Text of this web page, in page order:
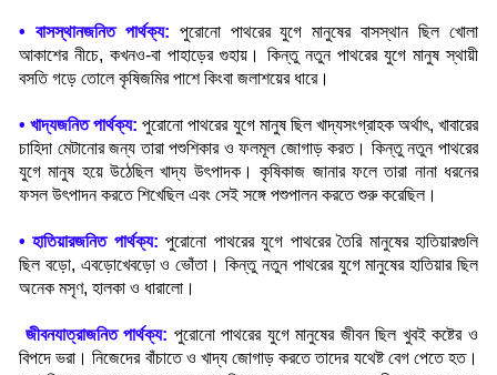
• বাসস্থানজনিত পার্থক্য: পুরোনো পাথরের যুগে মানুষের বাসস্থান ছিল খোলা
আকাশের নীচে,কখনও-বা পাহাড়ের গুহায়। কিন্তু নতুন পাথরের যুগে মানুষ স্থায়ী
বসতি গড়ে তোলে কৃষিজমির পাশে কিংবা জলাশয়ের ধারে।
•খাদ্যজনিত পার্থক্য:পুরোনো পাথরের যুগে মানুষ ছিল খাদ্যসংগ্রাহক অর্থাৎ,খাবারের
চাহিদা মেটানোর জন্য তারা পশুশিকার ও ফলমূল জোগাড় করত। কিন্তু নতুন পাথরের
যুগে মানুষ হয়ে উঠেছিল খাদ্য উৎপাদক। কৃষিকাজ জানার ফলে তারা নানা ধরনের
ফসল উৎপাদন করতে শিখেছিল এবং সেই সঙ্গে পশুপালন করতে শুরু করেছিল।
•হাতিয়ারজনিত পার্থক্য: পুরোনো পাথরের যুগে পাথরের তৈরি মানুষের হাতিয়ারগুলি
ছিল বড়ো, এবড়োখেবড়ো ও ভোঁতা। কিন্তু নতুন পাথরের যুগে মানুষের হাতিয়ার ছিল
অনেক মসৃণ, হালকা ও ধারালো ।
জীবনযাত্রাজনিত পার্থক্য: পুরোনো পাথরের যুগে মানুষের জীবন ছিল খুবই কষ্টের ও
বিপদে ভরা। নিজেদের বাঁচাতে ও খাদ্য জোগাড় করতে তাদের যথেষ্ট বেগ পেতে হত।